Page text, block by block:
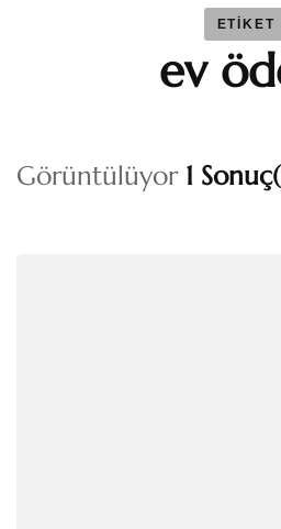
ETIKET
ev
Görüntülüyor 1